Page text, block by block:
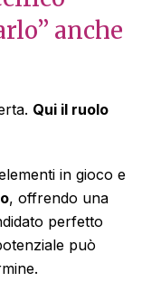
anche
Qui il ruolo
in gioco e
, offrendo una
perfetto
può